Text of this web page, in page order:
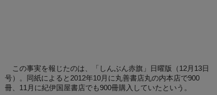
この事実を報じたのは、「しんぶん赤旗」日曜版（12月13日
号）。同紙によると2012年10月に丸善書店丸の内本店で900
冊、11月に紀伊国屋書店でも900冊購入していたという。